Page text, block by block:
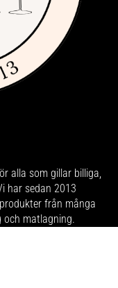
alla som gillar billiga,
har sedan 2013
från många
och matlagning.